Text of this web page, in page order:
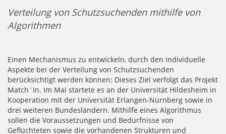
Verteilung von Schutzsuchenden mithilfe von
Algorithmen
Einen Mechanismus zu entwickeln, durch den individuelle
Aspekte bei der Verteilung von Schutzsuchenden
berücksichtigt werden können: Dieses Ziel verfolgt das Projekt
Match`In. Im Mai startete es an der Universität Hildesheim in
Kooperation mit der Universität Erlangen-Nürnberg sowie in
drei weiteren Bundesländern. Mithilfe eines Algorithmus
sollen die Voraussetzungen und Bedürfnisse von
Geflüchteten sowie die vorhandenen Strukturen und